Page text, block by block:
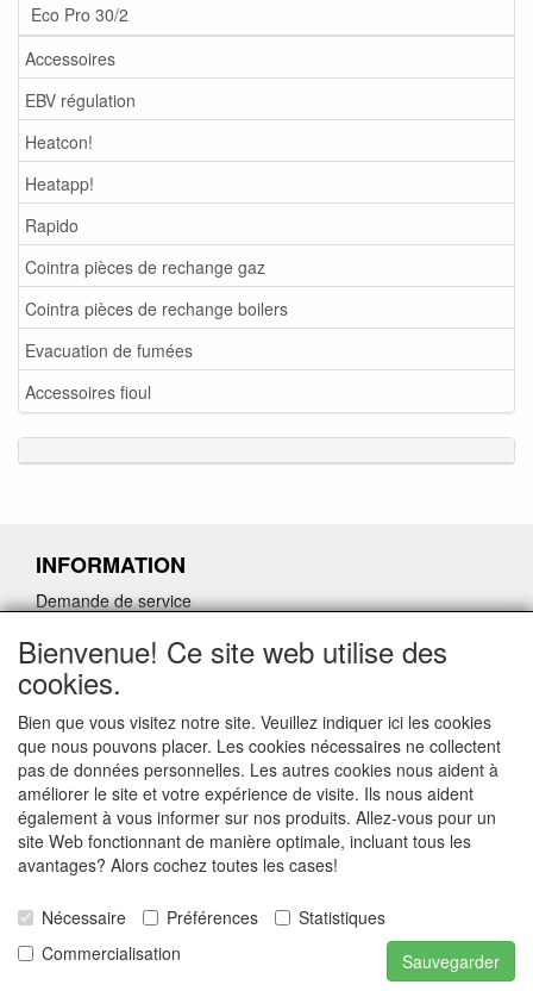
Eco Pro 30/2
Accessoires
EBV régulation
Heatcon!
Heatapp!
Rapido
Cointra pièces de rechange gaz
Cointra pièces de rechange boilers
Evacuation de fumées
Accessoires fioul
INFORMATION
Demande de service
Demander un lien d'annulation
CONTACTGEGEVENS
www.ferroli-vdht.be
Rouwbergskens 7 hal 14
2340 Beerse
E-mail: verkoop@vdht.be
Telefoon:
Bienvenue! Ce site web utilise des
cookies.
Bien que vous visitez notre site. Veuillez indiquer ici les cookies
que nous pouvons placer. Les cookies nécessaires ne collectent
pas de données personnelles. Les autres cookies nous aident à
améliorer le site et votre expérience de visite. Ils nous aident
également à vous informer sur nos produits. Allez-vous pour un
site Web fonctionnant de manière optimale, incluant tous les
avantages? Alors cochez toutes les cases!
Nécessaire Préférences
Statistiques
Commercialisation
Sauvegarder